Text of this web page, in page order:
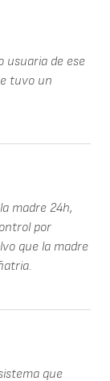
usuaria de ese
tuvo un
madre 24h,
por
que la madre
que